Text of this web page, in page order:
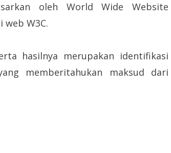
oleh World Wide Website
W3C.
hasilnya merupakan identifikasi
memberitahukan maksud dari